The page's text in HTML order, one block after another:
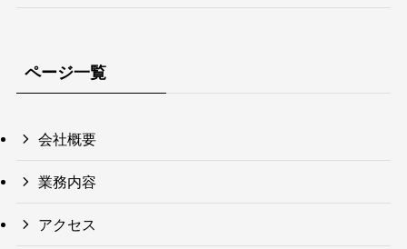
ページ一覧
会社概要
業務内容
アクセス